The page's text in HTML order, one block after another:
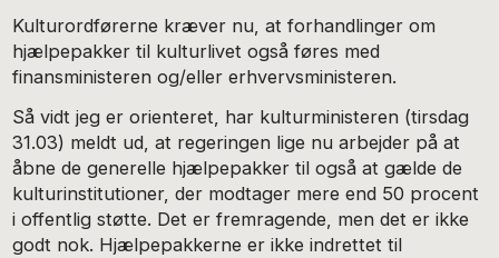
Kulturordførerne kræver nu, at forhandlinger om
hjælpepakker til kulturlivet også føres med
finansministeren og/eller erhvervsministeren.
Så vidt jeg er orienteret, har kulturministeren (tirsdag
31.03) meldt ud, at regeringen lige nu arbejder på at
åbne de generelle hjælpepakker til også at gælde de
kulturinstitutioner, der modtager mere end 50 procent
i offentlig støtte. Det er fremragende, men det er ikke
godt nok. Hjælpepakkerne er ikke indrettet til